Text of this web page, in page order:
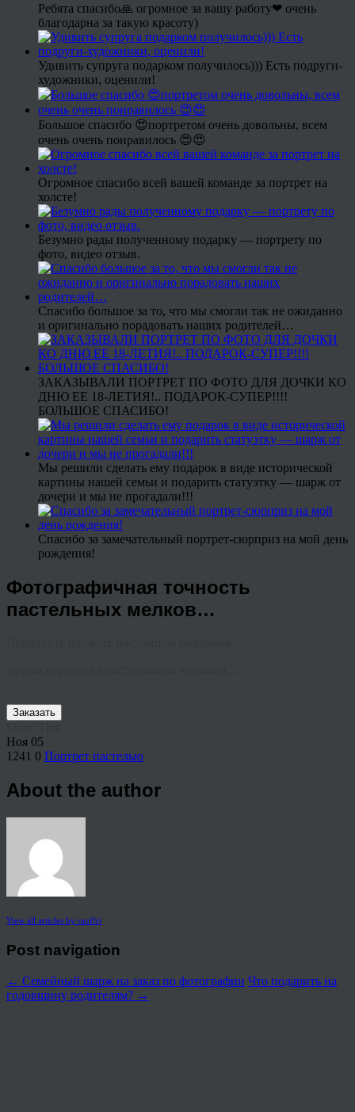
Ребята спасибо🙏 огромное за вашу работу❤ очень
благодарна за такую красоту)
Удивить супруга подарком получилось))) Есть подруги-
художники, оценили!
Большое спасибо 😍портретом очень довольны, всем
очень очень понравилось 😍😍
Огромное спасибо всей вашей команде за портрет на
холсте!
Безумно рады полученному подарку — портрету по
фото, видео отзыв.
Спасибо большое за то, что мы смогли так не ожиданно
и оригинально порадовать наших родителей…
ЗАКАЗЫВАЛИ ПОРТРЕТ ПО ФОТО ДЛЯ ДОЧКИ КО
ДНЮ ЕЕ 18-ЛЕТИЯ!.. ПОДАРОК-СУПЕР!!!!
БОЛЬШОЕ СПАСИБО!
Мы решили сделать ему подарок в виде исторической
картины нашей семьи и подарить статуэтку — шарж от
дочери и мы не прогадали!!!
Спасибо за замечательный портрет-сюрприз на мой день
рождения!
Фотографичная точность
пастельных мелков…
Заказать
Ноя 05
1241 0 Портрет пастелью
About the author
View all articles by rauffri
Post navigation
← Семейный шарж на заказ по фотографии Что подарить на
годовщину родителям? →